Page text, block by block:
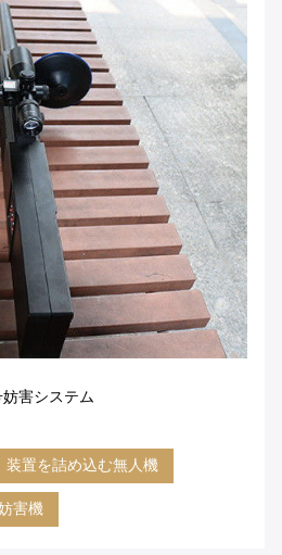
害システム
装置を詰め込む無人機
害機